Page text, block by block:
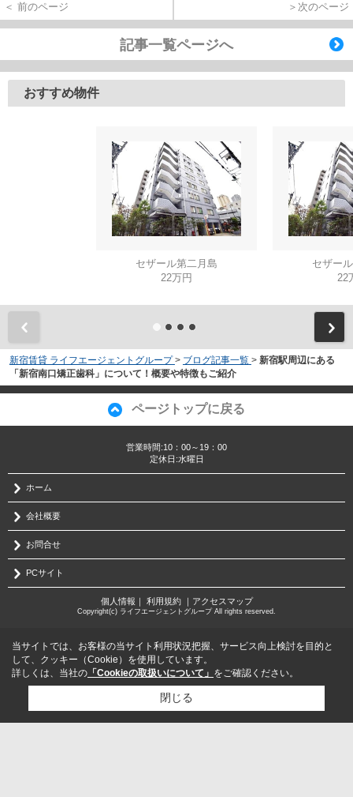
＜ 前のページ ＞次のページ
記事一覧ページへ
おすすめ物件
セザール第二月島
22万円
セザー
22
新宿賃貸 ライフエージェントグループ > ブログ記事一覧 > 新宿駅周辺にある
「新宿南口矯正歯科」について！概要や特徴もご紹介
ページトップに戻る
営業時間:10：00～19：00
定休日:水曜日
ホーム
会社概要
お問合せ
PCサイト
個人情報 利用規約｜ アクセスマップ
Copyright(c) ライフエージェントグループ All rights reserved.
当サイトでは、お客様の当サイト利用状況把握、サービス向上検討を目的と
して、クッキー（Cookie）を使用しています。
詳しくは、当社の 「Cookieの取扱いについて」 をご確認ください。
閉じる